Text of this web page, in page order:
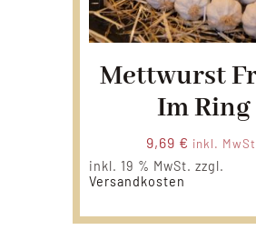
Mettwurst
Im Ring
9,69 € inkl.
inkl. 19 % MwSt. zzgl.
Versandkosten